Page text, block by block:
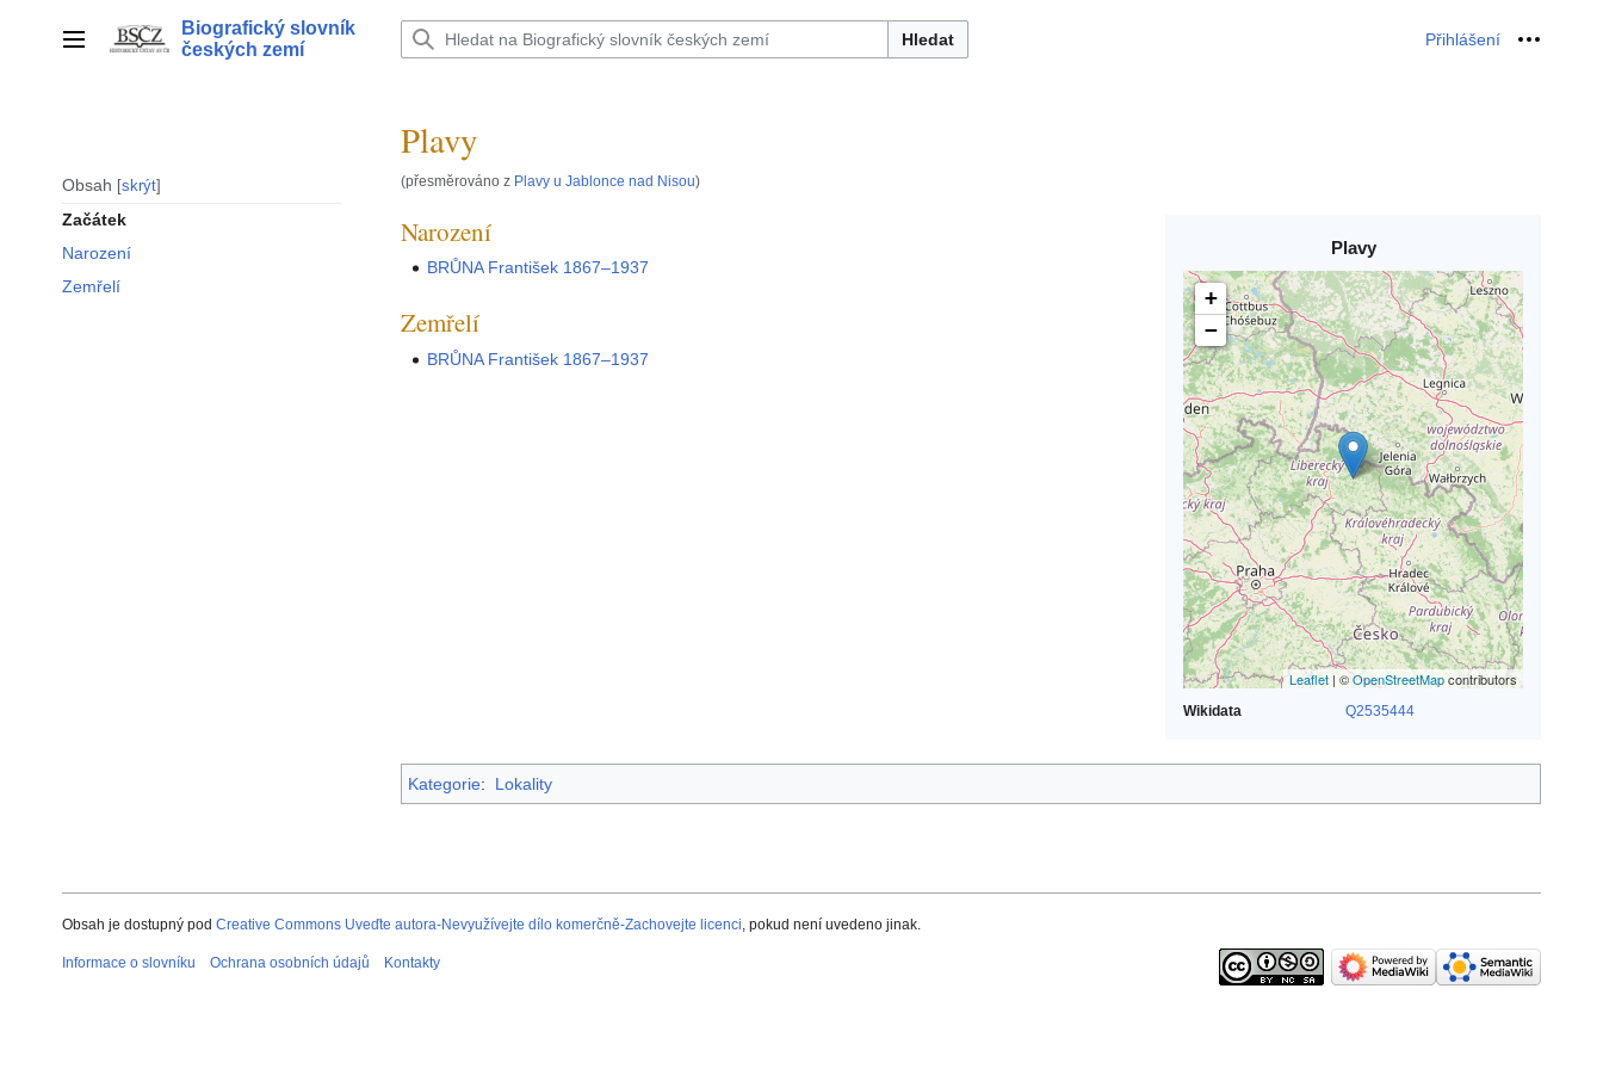
Hlavní menu
Biografický slovník
českých zemí
Hledat Přihlášení Osobní
Obsah skrýt
Začátek
Narození
Zemřelí
Plavy
(přesměrováno z Plavy u Jablonce nad Nisou)
Plavy
+
−
Leaflet | ©OpenStreetMapcontributors
Wikidata Q2535444
Narození
BRŮNA František 1867–1937
Zemřelí
BRŮNA František 1867–1937
Kategorie: Lokality
Obsah je dostupný pod Creative Commons Uveďte autora-Nevyužívejte dílo komerčně-Zachovejte licenci, pokud není uvedeno jinak.
Informace o slovníku Ochrana osobních údajů Kontakty